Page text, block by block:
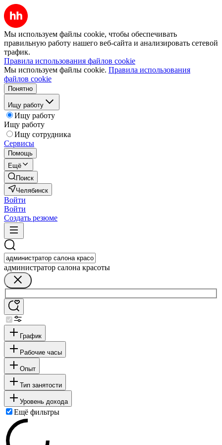
Мы используем файлы cookie, чтобы обеспечивать
правильную работу нашего веб-сайта и анализировать сетевой
трафик.
Правила использования файлов cookie
Мы используем файлы cookie. Правила использования
файлов cookie
Понятно
Ищу работу
Ищу работу
Ищу работу
Ищу сотрудника
Сервисы
Помощь
Ещё
Поиск
Челябинск
Войти
Войти
Создать резюме
администратор салона красоты
График
Рабочие часы
Опыт
Тип занятости
Уровень дохода
Ещё фильтры